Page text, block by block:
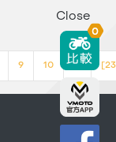
9 10 >>
Close
0